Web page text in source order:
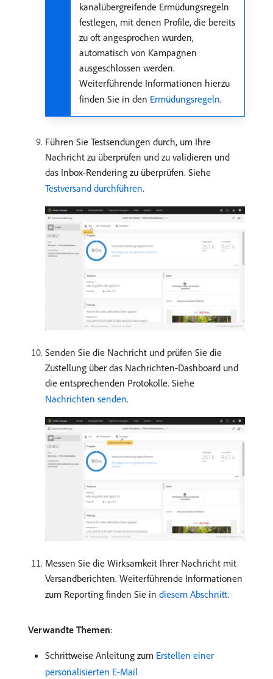
kanalübergreifende Ermüdungsregeln
festlegen, mit denen Profile, die bereits
zu oft angesprochen wurden,
automatisch von Kampagnen
ausgeschlossen werden.
Weiterführende Informationen hierzu
finden Sie in den Ermüdungsregeln.
Führen Sie Testsendungen durch, um Ihre
Nachricht zu überprüfen und zu validieren und
das Inbox-Rendering zu überprüfen. Siehe
Testversand durchführen.
Senden Sie die Nachricht und prüfen Sie die
Zustellung über das Nachrichten-Dashboard und
die entsprechenden Protokolle. Siehe
Nachrichten senden.
Messen Sie die Wirksamkeit Ihrer Nachricht mit
Versandberichten. Weiterführende Informationen
zum Reporting finden Sie in diesem Abschnitt.
Verwandte Themen:
Schrittweise Anleitung zum Erstellen einer
personalisierten E-Mail